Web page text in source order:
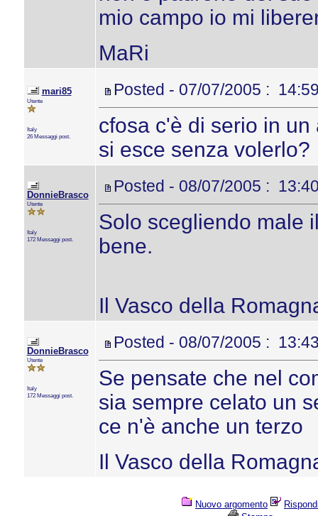
mio campo io mi
MaRi
mari85
Utente
Italy
26 Messaggi post.
Posted - 07/07/2005 :
cfosa c'è di serio in
si esce senza volerlo?
DonnieBrasco
Utente
Italy
172 Messaggi post.
Posted - 08/07/2005 :
Solo scegliendo male
bene.
Il Vasco della
DonnieBrasco
Utente
Italy
172 Messaggi post.
Posted - 08/07/2005 :
Se pensate che nel
sia sempre celato un
ce n'è anche un terzo
Il Vasco della
Nuovo argomento